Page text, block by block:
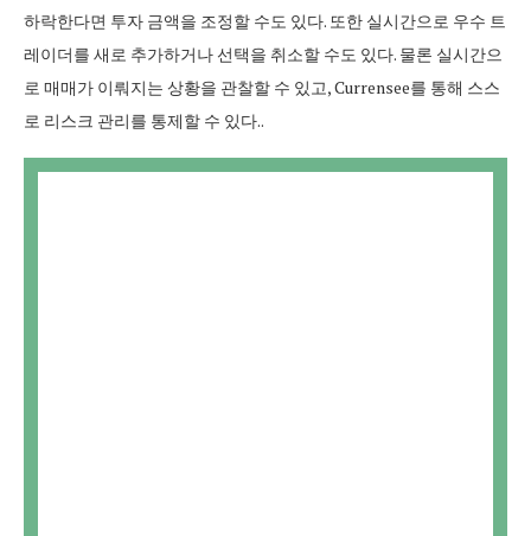
하락한다면 투자 금액을 조정할 수도 있다. 또한 실시간으로 우수 트
레이더를 새로 추가하거나 선택을 취소할 수도 있다. 물론 실시간으
로 매매가 이뤄지는 상황을 관찰할 수 있고, Currensee를 통해 스스
로 리스크 관리를 통제할 수 있다..